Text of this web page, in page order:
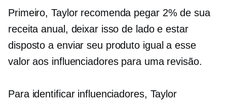
Primeiro, Taylor recomenda pegar 2% de sua
receita anual, deixar isso de lado e estar
disposto a enviar seu produto igual a esse
valor aos influenciadores para uma revisão.
Para identificar influenciadores, Taylor